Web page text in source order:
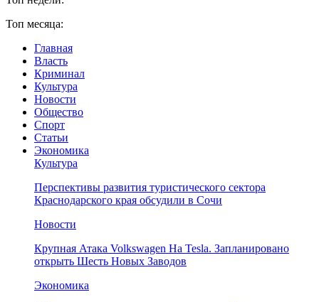
Топ месяца:
Главная
Власть
Криминал
Культура
Новости
Общество
Спорт
Статьи
Экономика
Культура
Перспективы развития туристического сектора
Краснодарского края обсудили в Сочи
Новости
Крупная Атака Volkswagen На Tesla. Запланировано
открыть Шесть Новых Заводов
Экономика